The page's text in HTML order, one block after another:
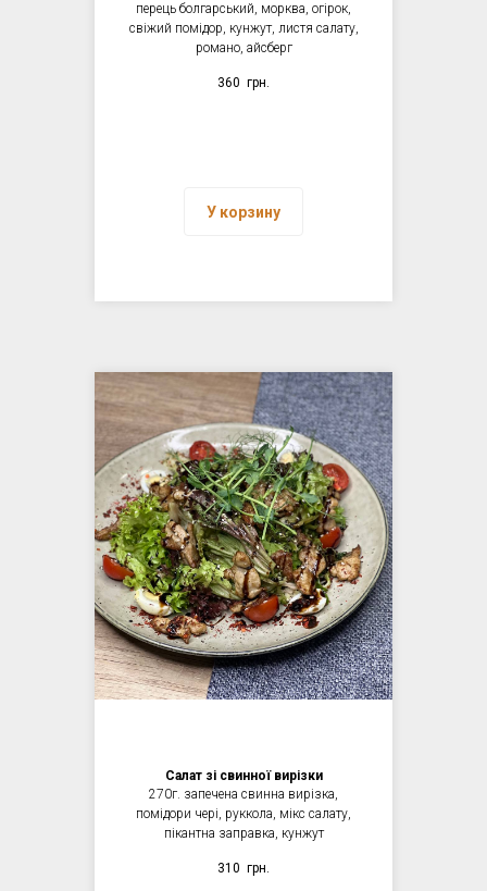
перець болгарський, морква, огірок,
свіжий помідор, кунжут, листя салату,
романо, айсберг
360 грн.
У корзину
Салат зі свинної вирізки
270г. запечена свинна вирізка,
помідори чері, руккола, мікс салату,
пікантна заправка, кунжут
310 грн.